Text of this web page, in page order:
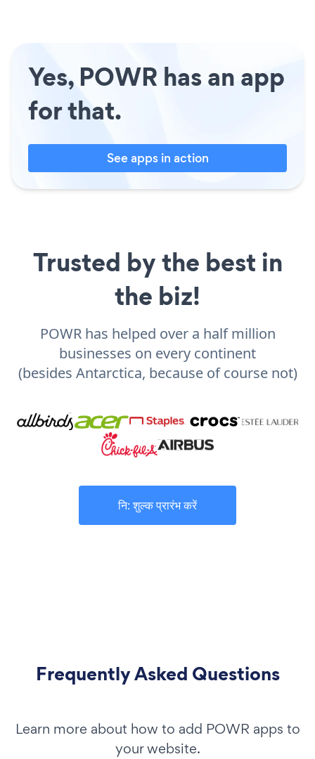
Yes, POWR has an app
for that.
See apps in action
Trusted by the best in
the biz!
POWR has helped over a half million
businesses on every continent
(besides Antarctica, because of course not)
नि: शुल्क प्रारंभ करें
Frequently Asked Questions
Learn more about how to add POWR apps to
your website.